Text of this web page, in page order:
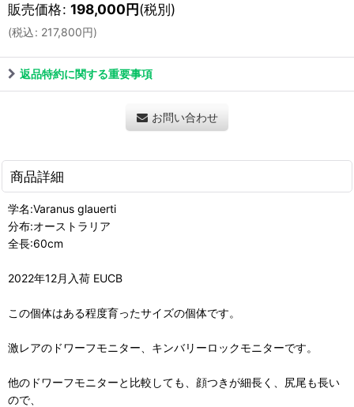
販売価格: 198,000円(税別)
(税込: 217,800円)
返品特約に関する重要事項
お問い合わせ
商品詳細
学名:Varanus glauerti
分布:オーストラリア
全長:60cm
2022年12月入荷 EUCB
この個体はある程度育ったサイズの個体です。
激レアのドワーフモニター、キンバリーロックモニターです。
他のドワーフモニターと比較しても、顔つきが細長く、尻尾も長い
ので、